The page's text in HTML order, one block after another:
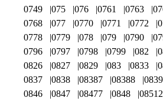
0749
075 076 0761 0763
0768
077 0770 0771 0772
0778
0779 078 079 0790
0796
0797 0798 0799 082
0826
0827 0829 083 0833
0837
0838 08387 08388
0846
0847 08477 0848 08512